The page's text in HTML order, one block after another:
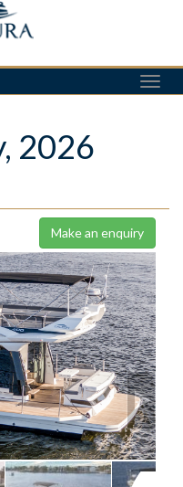
2026
Make an enquiry